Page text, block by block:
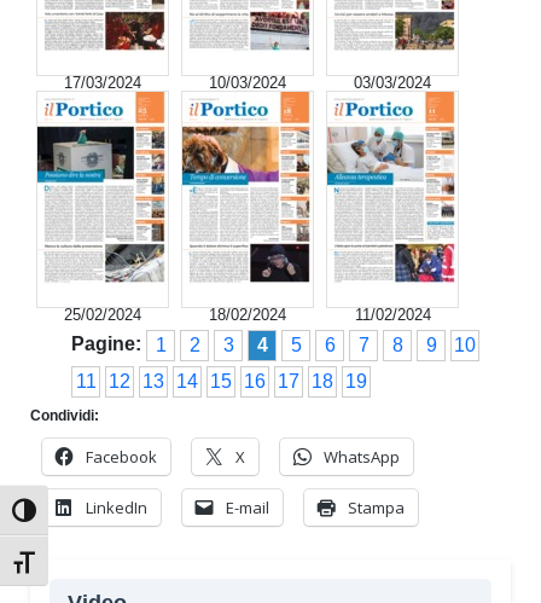
Attiva/disattiva alto contrasto
Attiva/disattiva dimensione testo
17/03/2024 10/03/2024 03/03/2024
25/02/2024 18/02/2024 11/02/2024
Pagine: 1 2 3 4 5 6 7 8 9
10
11
12 13 14 15 16 17 18 19
Condividi:
Facebook X WhatsApp
LinkedIn E-mail Stampa